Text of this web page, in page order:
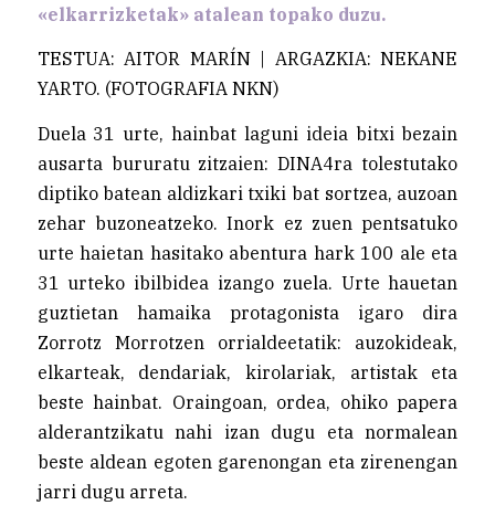
«elkarrizketak» atalean topako duzu.
TESTUA: AITOR MARÍN | ARGAZKIA: NEKANE
YARTO. (FOTOGRAFIA NKN)
Duela 31 urte, hainbat laguni ideia bitxi bezain
ausarta bururatu zitzaien: DINA4ra tolestutako
diptiko batean aldizkari txiki bat sortzea, auzoan
zehar buzoneatzeko. Inork ez zuen pentsatuko
urte haietan hasitako abentura hark 100 ale eta
31 urteko ibilbidea izango zuela. Urte hauetan
guztietan hamaika protagonista igaro dira
Zorrotz Morrotzen orrialdeetatik: auzokideak,
elkarteak, dendariak, kirolariak, artistak eta
beste hainbat. Oraingoan, ordea, ohiko papera
alderantzikatu nahi izan dugu eta normalean
beste aldean egoten garenongan eta zirenengan
jarri dugu arreta.